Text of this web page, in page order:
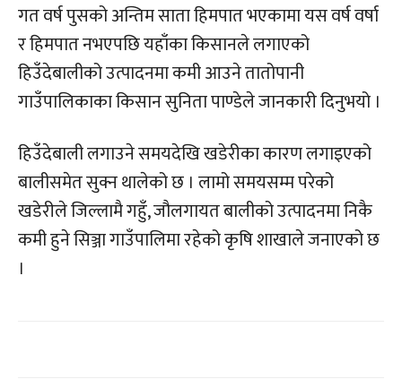
गत वर्ष पुसको अन्तिम साता हिमपात भएकामा यस वर्ष वर्षा
र हिमपात नभएपछि यहाँका किसानले लगाएको
हिउँदेबालीको उत्पादनमा कमी आउने तातोपानी
गाउँपालिकाका किसान सुनिता पाण्डेले जानकारी दिनुभयो ।
हिउँदेबाली लगाउने समयदेखि खडेरीका कारण लगाइएको
बालीसमेत सुक्न थालेको छ । लामो समयसम्म परेको
खडेरीले जिल्लामै गहुँ, जौलगायत बालीको उत्पादनमा निकै
कमी हुने सिञ्जा गाउँपालिमा रहेको कृषि शाखाले जनाएको छ
।